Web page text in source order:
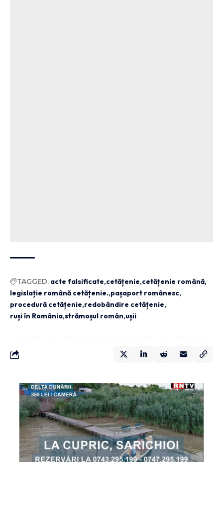
TAGGED: acte falsificate cetățenie cetățenie română
legislație română cetățenie. pașaport românesc
procedură cetățenie redobândire cetățenie
ruși în România strămoșul român ușii